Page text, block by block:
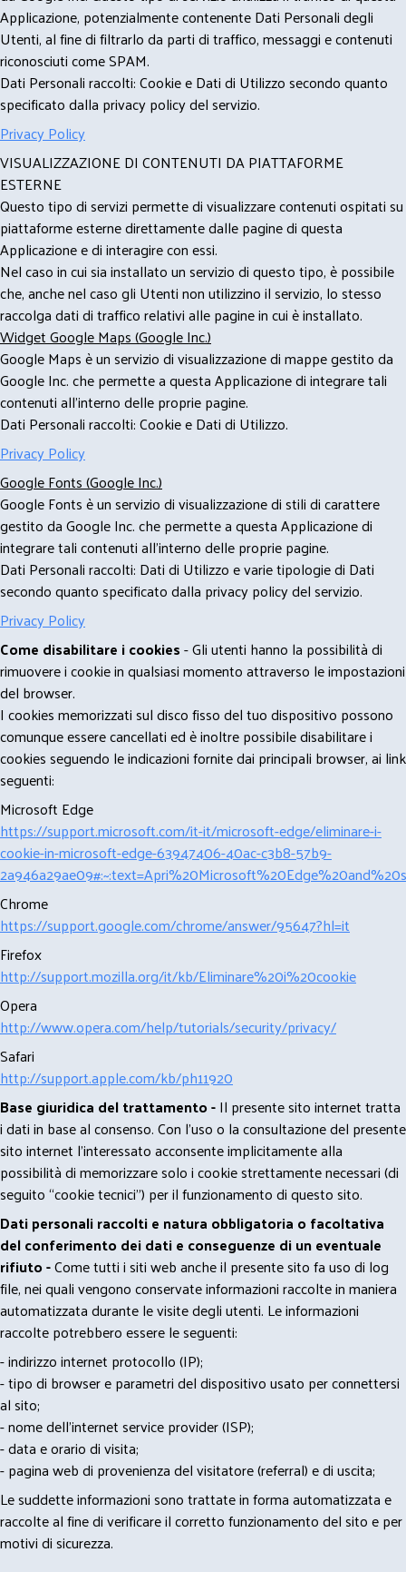
Applicazione, potenzialmente contenente Dati Personali degli
Utenti, al fine di filtrarlo da parti di traffico, messaggi e contenuti
riconosciuti come SPAM.
Dati Personali raccolti: Cookie e Dati di Utilizzo secondo quanto
specificato dalla privacy policy del servizio.
Privacy Policy
VISUALIZZAZIONE DI CONTENUTI DA PIATTAFORME
ESTERNE
Questo tipo di servizi permette di visualizzare contenuti ospitati su
piattaforme esterne direttamente dalle pagine di questa
Applicazione e di interagire con essi.
Nel caso in cui sia installato un servizio di questo tipo, è possibile
che, anche nel caso gli Utenti non utilizzino il servizio, lo stesso
raccolga dati di traffico relativi alle pagine in cui è installato.
Widget Google Maps (Google Inc.)
Google Maps è un servizio di visualizzazione di mappe gestito da
Google Inc. che permette a questa Applicazione di integrare tali
contenuti all'interno delle proprie pagine.
Dati Personali raccolti: Cookie e Dati di Utilizzo.
Privacy Policy
Google Fonts (Google Inc.)
Google Fonts è un servizio di visualizzazione di stili di carattere
gestito da Google Inc. che permette a questa Applicazione di
integrare tali contenuti all'interno delle proprie pagine.
Dati Personali raccolti: Dati di Utilizzo e varie tipologie di Dati
secondo quanto specificato dalla privacy policy del servizio.
Privacy Policy
Come disabilitare i cookies- Gli utenti hanno la possibilità di
rimuovere i cookie in qualsiasi momento attraverso le impostazioni
del browser.
I cookies memorizzati sul disco fisso del tuo dispositivo possono
comunque essere cancellati ed è inoltre possibile disabilitare i
cookies seguendo le indicazioni fornite dai principali browser, ai link
seguenti:
Microsoft Edge
https://support.microsoft.com/it-it/microsoft-edge/eliminare-i-
cookie-in-microsoft-edge-63947406-40ac-c3b8-57b9-
Chrome
https://support.google.com/chrome/answer/95647?hl=it
Firefox
http://support.mozilla.org/it/kb/Eliminare%20i%20cookie
Opera
http://www.opera.com/help/tutorials/security/privacy/
Safari
http://support.apple.com/kb/ph11920
Base giuridica del trattamento -Il presente sito internet tratta
i dati in base al consenso. Con l'uso o la consultazione del presente
sito internet l’interessato acconsente implicitamente alla
possibilità di memorizzare solo i cookie strettamente necessari (di
seguito “cookie tecnici”) per il funzionamento di questo sito.
Dati personali raccolti e natura obbligatoria o facoltativa
del conferimento dei dati e conseguenze di un eventuale
rifiuto -Come tutti i siti web anche il presente sito fa uso di log
file, nei quali vengono conservate informazioni raccolte in maniera
automatizzata durante le visite degli utenti. Le informazioni
raccolte potrebbero essere le seguenti:
- indirizzo internet protocollo (IP);
- tipo di browser e parametri del dispositivo usato per connettersi
al sito;
- nome dell'internet service provider (ISP);
- data e orario di visita;
- pagina web di provenienza del visitatore (referral) e di uscita;
Le suddette informazioni sono trattate in forma automatizzata e
raccolte al fine di verificare il corretto funzionamento del sito e per
motivi di sicurezza.